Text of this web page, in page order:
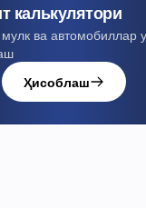
калькулятори
ва автомобиллар
Ҳисоблаш